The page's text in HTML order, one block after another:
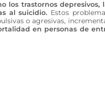
los trastornos
al suicidio. Estos
o agresivas,
en personas de